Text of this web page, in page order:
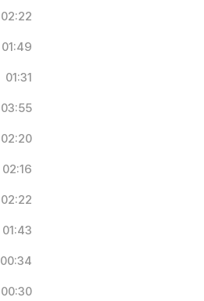
02:22
01:49
01:31
03:55
02:20
02:16
02:22
01:43
00:34
00:30